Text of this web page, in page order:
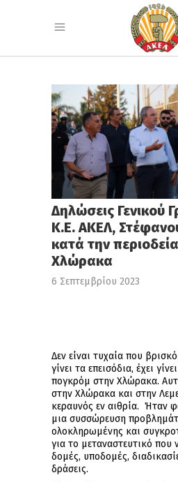
Δηλώσεις Γενικού
Κ.Ε. ΑΚΕΛ,
κατά την
Χλώρακα
6 Σεπτεμβρίου 2023
Δεν είναι τυχαία που
γίνει τα επεισόδια, έχει
πογκρόμ στην Χλώρακα.
στην Χλώρακα και στην
κεραυνός εν αιθρία. Ήταν
μια συσσώρευση
ολοκληρωμένης και
για το μεταναστευτικό που
δομές, υποδομές,
δράσεις.